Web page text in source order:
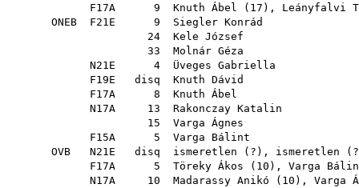
F17A 9 Knuth Ábel ( 17 ), Leányfalvi
ONEB F21E 9
Siegler Konrád
24
Kele József
33
Molnár Géza
N21E 4
Üveges Gabriella
F19E disq
Knuth Dávid
F17A 8
Knuth Ábel
N17A 13
Rakonczay Katalin
15
Varga Ágnes
F15A 5
Varga Bálint
OVB N21E disq ismeretlen (?),
F17A 5 Töreky Ákos ( 10 ), Varga
N17A 10 Madarassy Anikó ( 10 ), Varga